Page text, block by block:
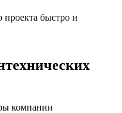
проекта быстро и
компании